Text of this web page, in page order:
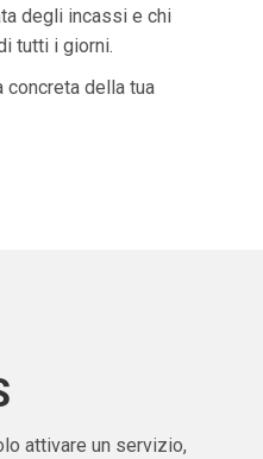
degli incassi e chi
tutti i giorni.
concreta della tua
attivare un servizio,